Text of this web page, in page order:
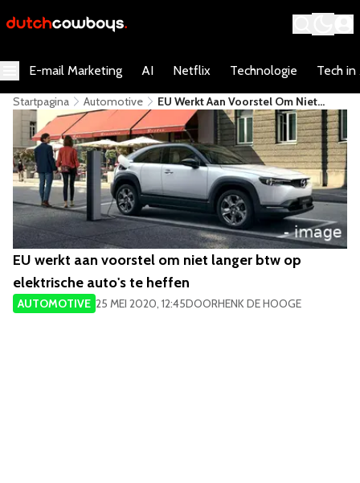
E-mail Marketing AI Netflix Technologie Tech in
Startpagina Automotive
EU Werkt Aan Voorstel Om Niet
Langer Btw Op Elektrische Auto's Te
Heffen
EU werkt aan voorstel om niet langer btw op
elektrische auto's te heffen
AUTOMOTIVE 25 MEI 2020, 12:45DOORHENK DE HOOGE